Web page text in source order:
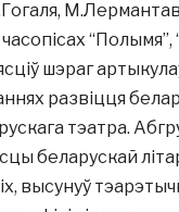
часопісах
шэраг
развіцця
тэатра.
беларускай
высунуў